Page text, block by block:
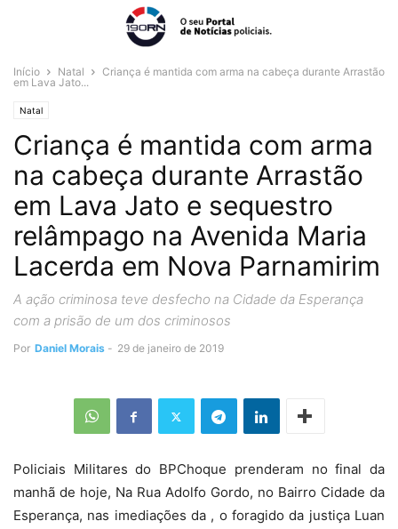
Início Natal
Criança é mantida com arma na cabeça durante Arrastão
em Lava Jato...
Natal
Criança é mantida com arma
na cabeça durante Arrastão
em Lava Jato e sequestro
relâmpago na Avenida Maria
Lacerda em Nova Parnamirim
A ação criminosa teve desfecho na Cidade da Esperança
com a prisão de um dos criminosos
Por Daniel Morais - 29 de janeiro de 2019
Policiais Militares do BPChoque prenderam no final da
manhã de hoje, Na Rua Adolfo Gordo, no Bairro Cidade da
Esperança, nas imediações da , o foragido da justiça Luan